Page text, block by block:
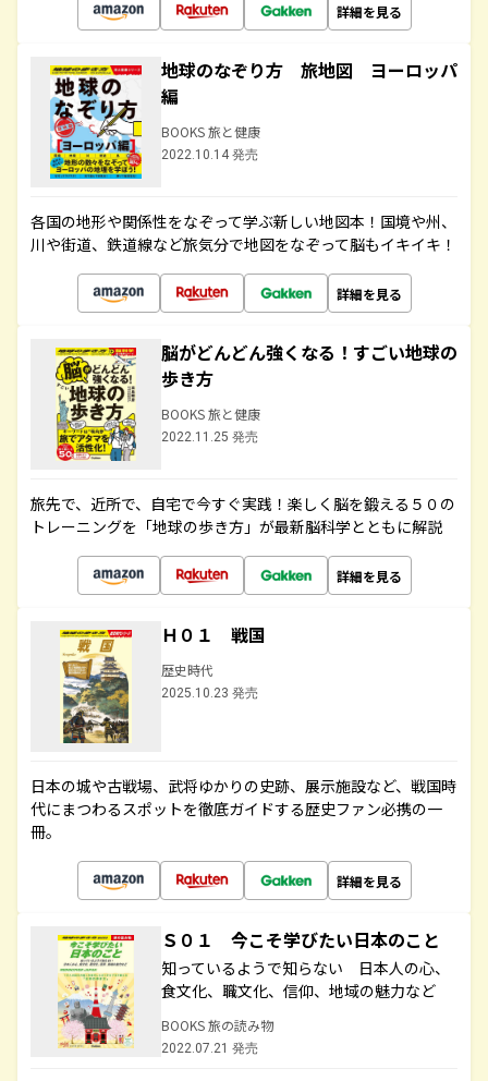
詳細を見る
地球のなぞり方 旅地図 ヨーロッパ
編
BOOKS 旅と健康
2022.10.14 発売
各国の地形や関係性をなぞって学ぶ新しい地図本！国境や州、
川や街道、鉄道線など旅気分で地図をなぞって脳もイキイキ！
詳細を見る
脳がどんどん強くなる！すごい地球の
歩き方
BOOKS 旅と健康
2022.11.25 発売
旅先で、近所で、自宅で今すぐ実践！楽しく脳を鍛える５０の
トレーニングを「地球の歩き方」が最新脳科学とともに解説
詳細を見る
Ｈ０１ 戦国
歴史時代
2025.10.23 発売
日本の城や古戦場、武将ゆかりの史跡、展示施設など、戦国時
代にまつわるスポットを徹底ガイドする歴史ファン必携の一
冊。
詳細を見る
Ｓ０１ 今こそ学びたい日本のこと
知っているようで知らない 日本人の心、
食文化、職文化、信仰、地域の魅力など
BOOKS 旅の読み物
2022.07.21 発売